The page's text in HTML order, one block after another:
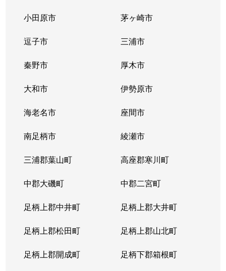
小田原市 茅ヶ崎市
逗子市 三浦市
秦野市 厚木市
大和市 伊勢原市
海老名市 座間市
南足柄市 綾瀬市
三浦郡葉山町 高座郡寒川町
中郡大磯町 中郡二宮町
足柄上郡中井町 足柄上郡大井町
足柄上郡松田町 足柄上郡山北町
足柄上郡開成町 足柄下郡箱根町